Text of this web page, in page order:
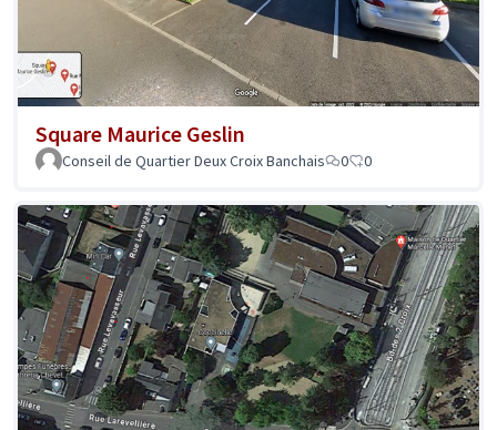
Square Maurice Geslin
Conseil de Quartier Deux Croix Banchais 0 0